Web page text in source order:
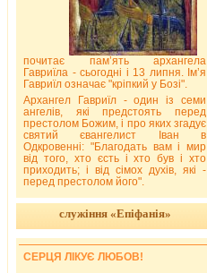
почитає пам’ять архангела
Гавриїла - сьогодні і 13 липня. Ім’я
Гавриїл означає "кріпкий у Бозі".
Архангел Гавриїл - один із семи
ангелів, які предстоять перед
престолом Божим, і про яких згадує
святий євангелист Іван в
Одкровенні: "Благодать вам і мир
від того, хто єсть і хто був і хто
приходить; і від сімох духів, які -
перед престолом його".
служіння «Епіфанія»
СЕРЦЯ ЛІКУЄ ЛЮБОВ!